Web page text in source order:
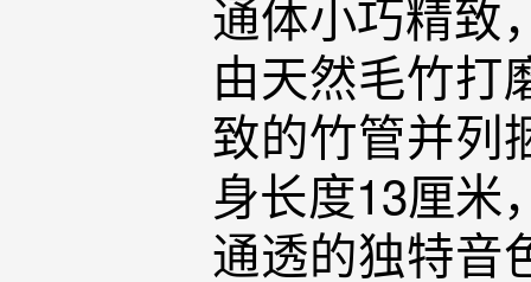
通体小巧精致
由天然毛竹打
致的竹管并列
身长度13厘米
通透的独特音